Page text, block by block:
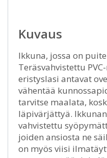
Kuvaus
Ikkuna, jossa on
Teräsvahvistettu
eristyslasi antavat
vähentää
tarvitse maalata,
läpivärjättyä.
vahvistettu
joiden ansiosta ne
on myös viisi